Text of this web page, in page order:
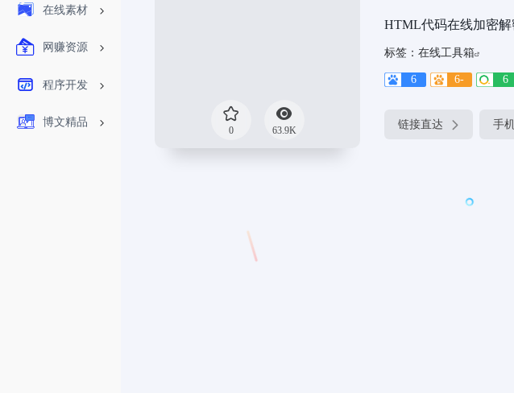
在线素材
网赚资源
程序开发
博文精品
0 63.9K
HTML代码在线加密解
标签： 在线工具箱
6 6- 6
链接直达 手